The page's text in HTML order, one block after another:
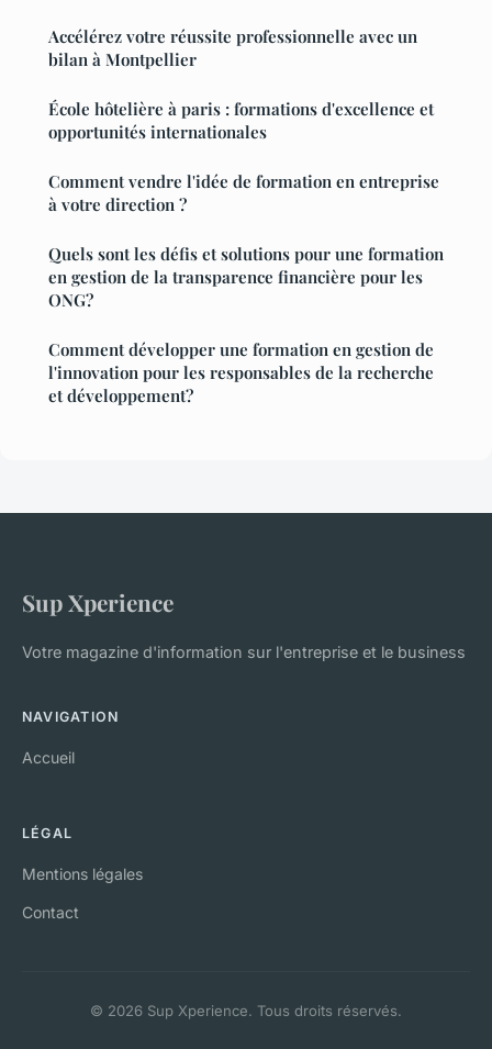
Accélérez votre réussite professionnelle avec un
bilan à Montpellier
École hôtelière à paris : formations d'excellence et
opportunités internationales
Comment vendre l'idée de formation en entreprise
à votre direction ?
Quels sont les défis et solutions pour une formation
en gestion de la transparence financière pour les
ONG?
Comment développer une formation en gestion de
l'innovation pour les responsables de la recherche
et développement?
Sup Xperience
Votre magazine d'information sur l'entreprise et le business
NAVIGATION
Accueil
LÉGAL
Mentions légales
Contact
© 2026 Sup Xperience. Tous droits réservés.